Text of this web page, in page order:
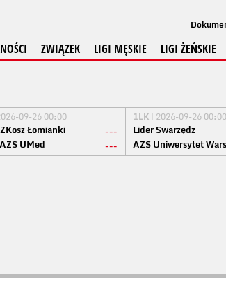
ZWIĄZEK LIGI MĘSKIE LIGI ŻEŃSKIE
09-26 00:00
Łomianki
---
UMed
---
1LK | 2026-09-26 00:00
Lider Swarzędz
AZS Uniwersytet